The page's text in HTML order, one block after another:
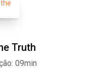
Truth
09min